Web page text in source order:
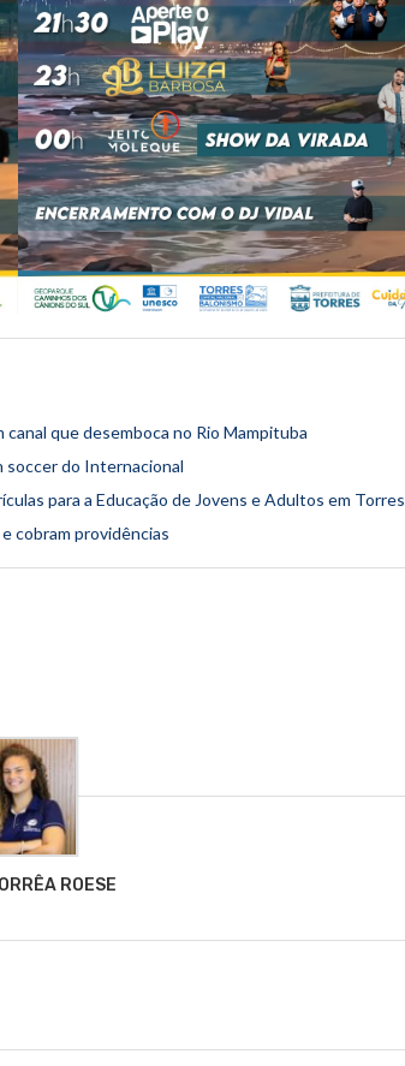
que desemboca no Rio Mampituba
soccer do Internacional
para a Educação de Jovens e Adultos em Torres
cobram providências
ROESE